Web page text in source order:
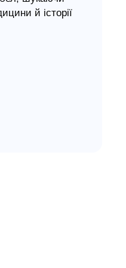
й історії